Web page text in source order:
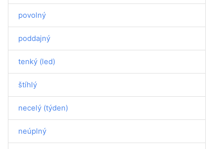
povolný
poddajný
tenký (led)
štíhlý
necelý (týden)
neúplný